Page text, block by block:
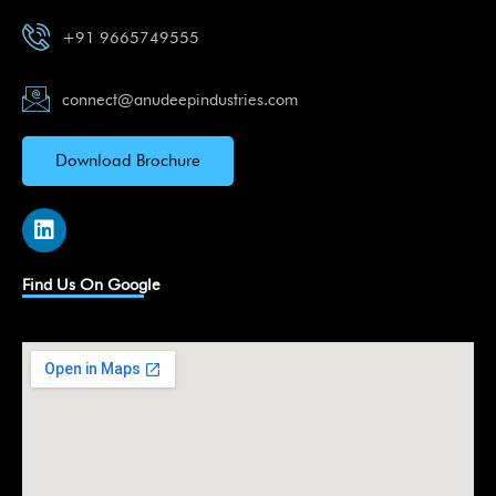
+91 9665749555
connect@anudeepindustries.com
Download Brochure
L
i
k
e
i
n
Find Us On Google